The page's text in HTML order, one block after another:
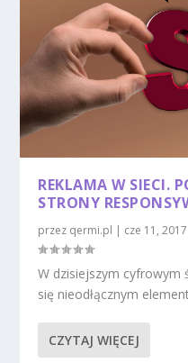
REKLAMA W SIECI.
STRONY
przez qermi.pl | cze 11, 2017
W dzisiejszym cyfrowym
się nieodłącznym
CZYTAJ WIĘCEJ